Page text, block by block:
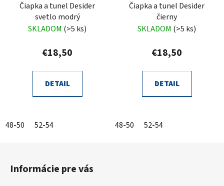
Čiapka a tunel Desider
svetlo modrý
SKLADOM (>5 ks)
€18,50
DETAIL
48-50 52-54
Čiapka a tunel Desider
čierny
SKLADOM (>5 ks)
€18,50
DETAIL
48-50 52-54
Informácie pre vás